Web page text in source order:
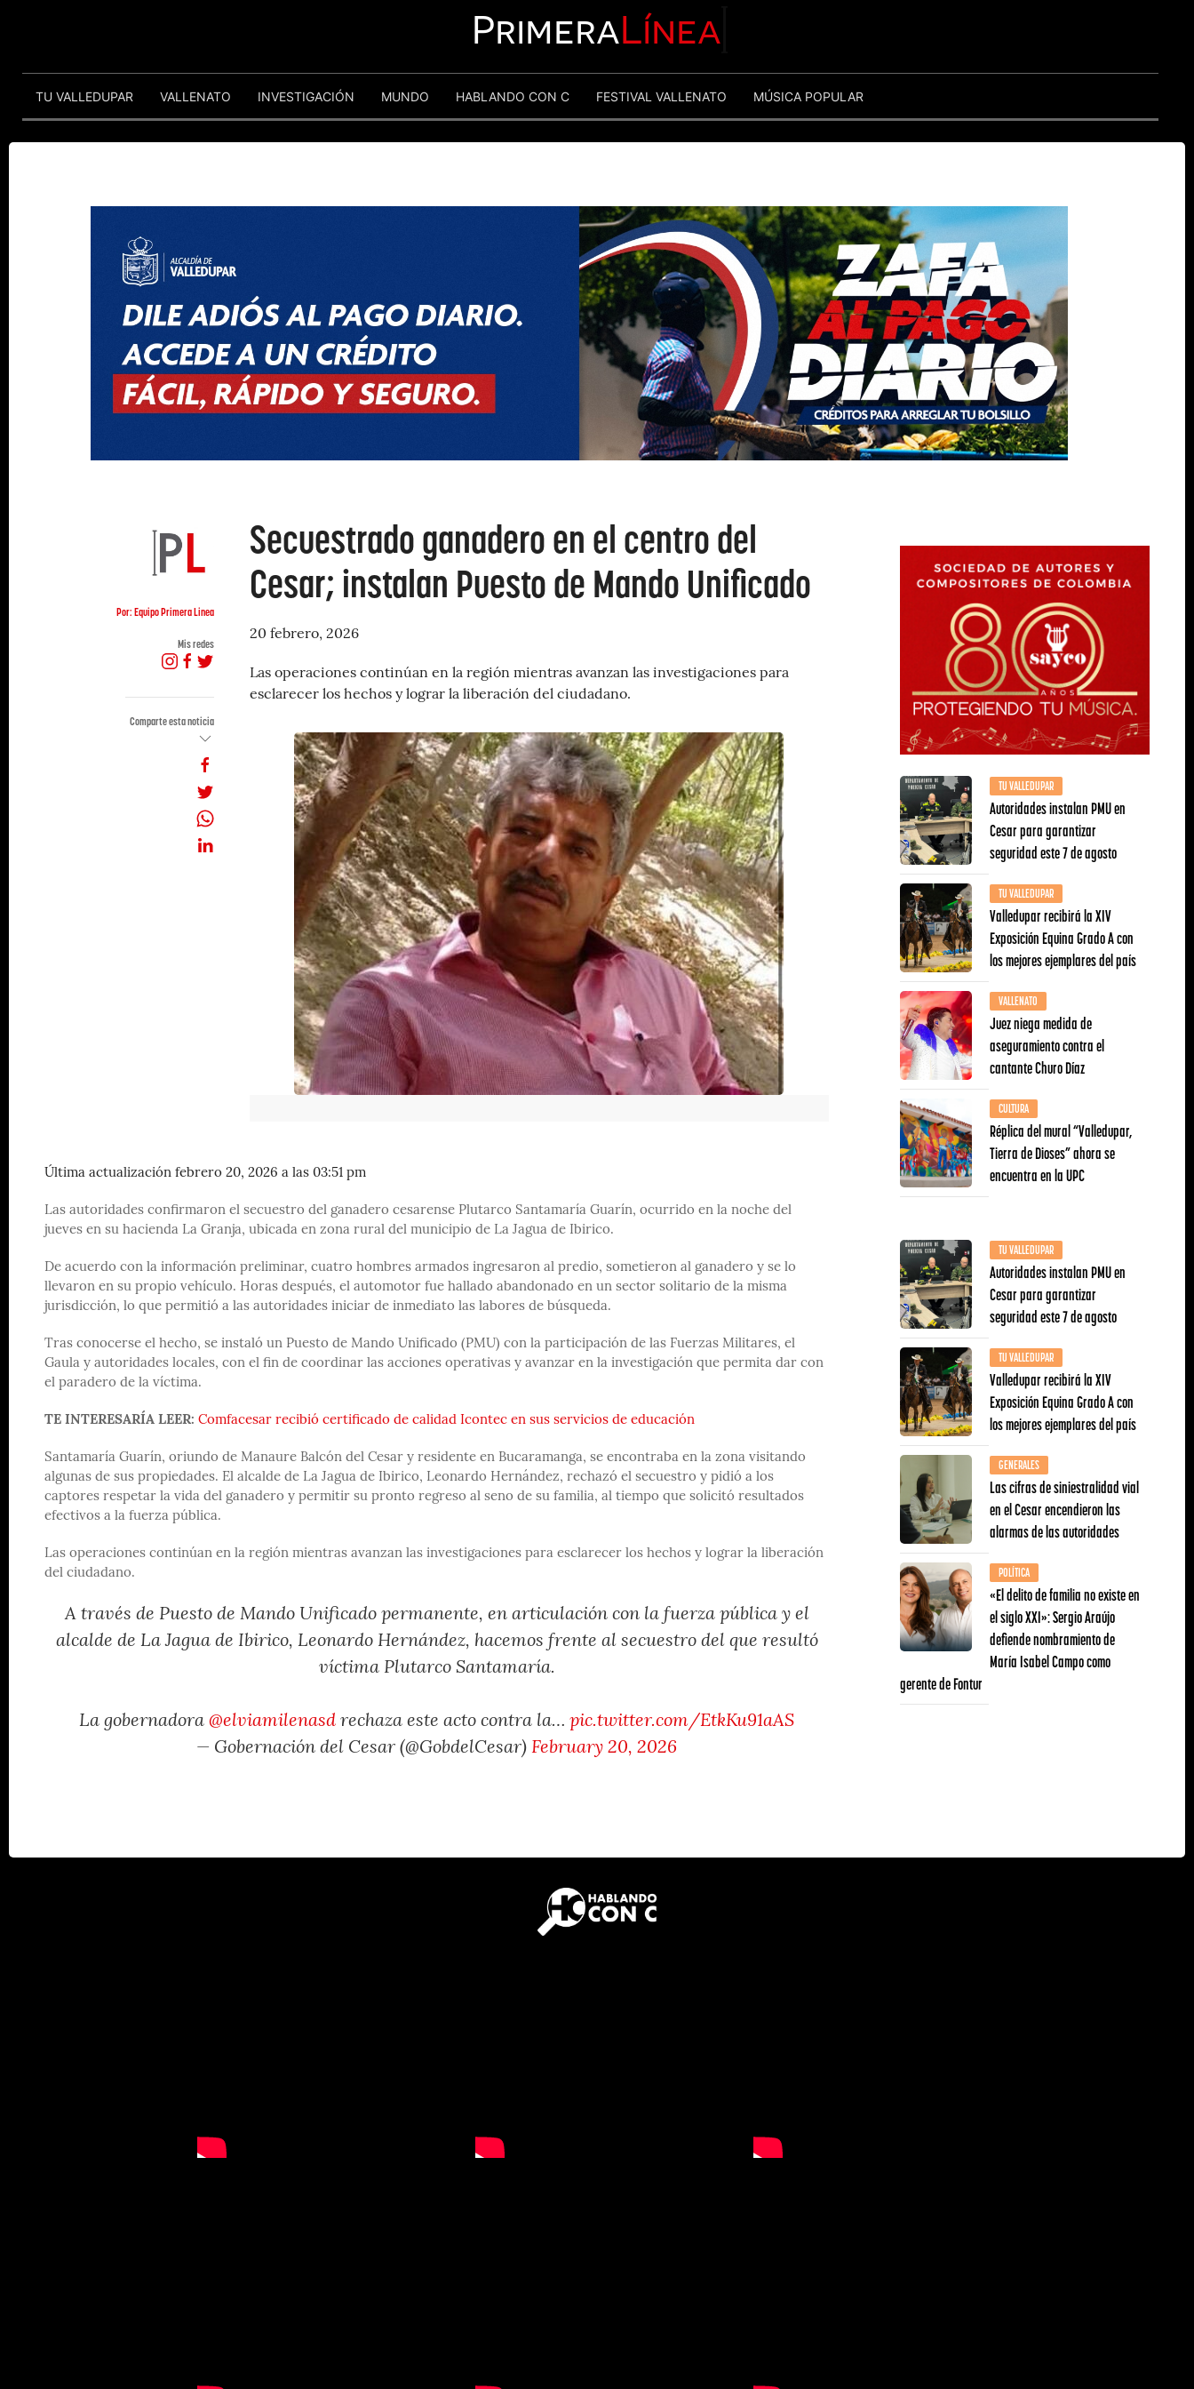
PrimeraLínea
TU VALLEDUPAR VALLENATO INVESTIGACIÓN MUNDO HABLANDO CON C FESTIVAL VALLENATO MÚSICA POPULAR
Por: Equipo Primera Linea
Mis redes
Comparte esta noticia
Secuestrado ganadero en el centro del
Cesar; instalan Puesto de Mando Unificado
20 febrero, 2026
Las operaciones continúan en la región mientras avanzan las investigaciones para
esclarecer los hechos y lograr la liberación del ciudadano.
Última actualización febrero 20, 2026 a las 03:51 pm
Las autoridades confirmaron el secuestro del ganadero cesarense Plutarco Santamaría Guarín, ocurrido en la noche del
jueves en su hacienda La Granja, ubicada en zona rural del municipio de La Jagua de Ibirico.
De acuerdo con la información preliminar, cuatro hombres armados ingresaron al predio, sometieron al ganadero y se lo
llevaron en su propio vehículo. Horas después, el automotor fue hallado abandonado en un sector solitario de la misma
jurisdicción, lo que permitió a las autoridades iniciar de inmediato las labores de búsqueda.
Tras conocerse el hecho, se instaló un Puesto de Mando Unificado (PMU) con la participación de las Fuerzas Militares, el
Gaula y autoridades locales, con el fin de coordinar las acciones operativas y avanzar en la investigación que permita dar con
el paradero de la víctima.
TE INTERESARÍA LEER: Comfacesar recibió certificado de calidad Icontec en sus servicios de educación
Santamaría Guarín, oriundo de Manaure Balcón del Cesar y residente en Bucaramanga, se encontraba en la zona visitando
algunas de sus propiedades. El alcalde de La Jagua de Ibirico, Leonardo Hernández, rechazó el secuestro y pidió a los
captores respetar la vida del ganadero y permitir su pronto regreso al seno de su familia, al tiempo que solicitó resultados
efectivos a la fuerza pública.
Las operaciones continúan en la región mientras avanzan las investigaciones para esclarecer los hechos y lograr la liberación
del ciudadano.
A través de Puesto de Mando Unificado permanente, en articulación con la fuerza pública y el
alcalde de La Jagua de Ibirico, Leonardo Hernández, hacemos frente al secuestro del que resultó
víctima Plutarco Santamaría.
La gobernadora @elviamilenasd rechaza este acto contra la… pic.twitter.com/EtkKu91aAS
— Gobernación del Cesar (@GobdelCesar) February 20, 2026
TU VALLEDUPAR
Autoridades instalan PMU en
Cesar para garantizar
seguridad este 7 de agosto
TU VALLEDUPAR
Valledupar recibirá la XIV
Exposición Equina Grado A con
los mejores ejemplares del país
VALLENATO
Juez niega medida de
aseguramiento contra el
cantante Churo Díaz
CULTURA
Réplica del mural “Valledupar,
Tierra de Dioses” ahora se
encuentra en la UPC
TU VALLEDUPAR
Autoridades instalan PMU en
Cesar para garantizar
seguridad este 7 de agosto
TU VALLEDUPAR
Valledupar recibirá la XIV
Exposición Equina Grado A con
los mejores ejemplares del país
GENERALES
Las cifras de siniestralidad vial
en el Cesar encendieron las
alarmas de las autoridades
POLÍTICA
«El delito de familia no existe en
el siglo XXI»: Sergio Araújo
defiende nombramiento de
María Isabel Campo como
gerente de Fontur